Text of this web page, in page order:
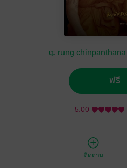
rung chinpanthana
ฟรี
5.00
ติดตาม